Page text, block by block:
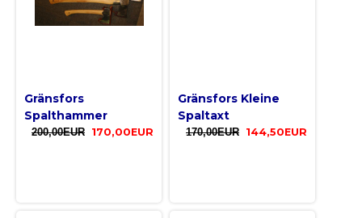
Gränsfors
Spalthammer
200,00EUR 170,00EUR
Gränsfors Kleine
Spaltaxt
170,00EUR 144,50EUR